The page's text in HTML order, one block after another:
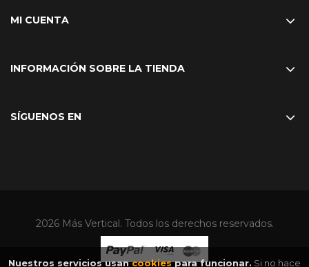
Nuestros servicios usancookiespara funcionar. Si no hace
MI CUENTA
INFORMACIÓN SOBRE LA TIENDA
SÍGUENOS EN
2026 Más Vertical. Todos los derechos reservados.